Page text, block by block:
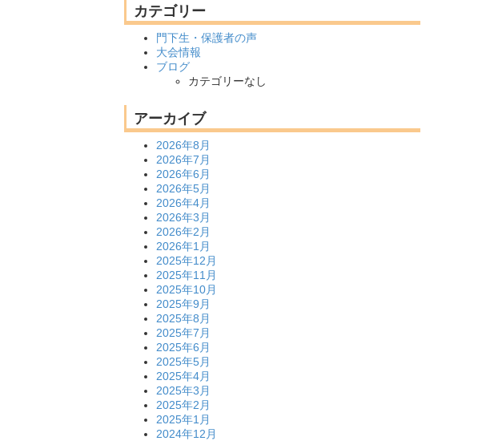
カテゴリー
門下生・保護者の声
大会情報
ブログ
カテゴリーなし
アーカイブ
2026年8月
2026年7月
2026年6月
2026年5月
2026年4月
2026年3月
2026年2月
2026年1月
2025年12月
2025年11月
2025年10月
2025年9月
2025年8月
2025年7月
2025年6月
2025年5月
2025年4月
2025年3月
2025年2月
2025年1月
2024年12月